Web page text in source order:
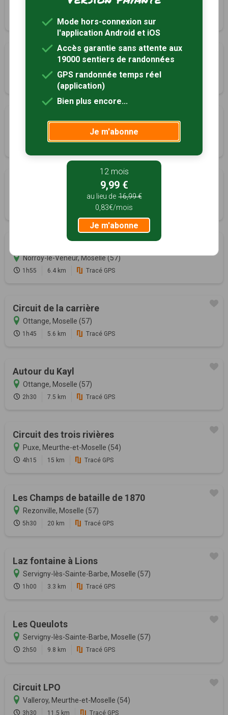
Les Baroches, Meurthe-et-Moselle (54)
10.5 km
Circuit des bornes frontières
15.6 km Tracé GPS
Sentier de la Rose
Mercy-le-Bas, Meurthe-et-Moselle (54)
14 km Tracé GPS
Sentier des Quatre Lavoirs
Mercy-le-Bas, Meurthe-et-Moselle (54)
Tracé GPS
Norroy-le-Veneur, Moselle (57)
1h55 6.4 km Tracé GPS
Circuit de la carrière
Ottange, Moselle (57)
1h45 5.6 km Tracé GPS
Autour du Kayl
Ottange, Moselle (57)
2h30 7.5 km Tracé GPS
Circuit des trois rivières
Puxe, Meurthe-et-Moselle (54)
4h15 15 km Tracé GPS
Les Champs de bataille de 1870
Rezonville, Moselle (57)
5h30 20 km Tracé GPS
Laz fontaine à Lions
Servigny-lès-Sainte-Barbe, Moselle (57)
1h00 3.3 km Tracé GPS
Les Queulots
Servigny-lès-Sainte-Barbe, Moselle (57)
2h50 9.8 km Tracé GPS
Circuit LPO
Valleroy, Meurthe-et-Moselle (54)
3h30 11.5 km Tracé GPS
Mode hors-connexion sur
l'application Android et iOS
Accès garantie sans attente aux
19000 sentiers de randonnées
GPS randonnée temps réel
(application)
Bien plus encore...
Je m'abonne
12 mois
9,99 €
au lieu de 16,99 €
0,83€/mois
Je m'abonne